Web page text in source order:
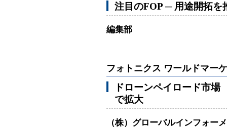
注目のFOP ─ 用途開拓を
編集部
フォトニクス ワールドマー
ドローンペイロード市
で拡大
（株）グローバルインフォ